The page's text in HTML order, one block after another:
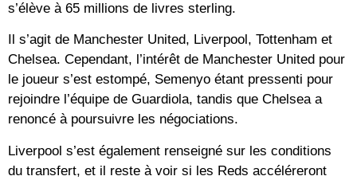
s’élève à 65 millions de livres sterling.
Il s’agit de Manchester United, Liverpool, Tottenham et
Chelsea. Cependant, l’intérêt de Manchester United pour
le joueur s’est estompé, Semenyo étant pressenti pour
rejoindre l’équipe de Guardiola, tandis que Chelsea a
renoncé à poursuivre les négociations.
Liverpool s’est également renseigné sur les conditions
du transfert, et il reste à voir si les Reds accéléreront